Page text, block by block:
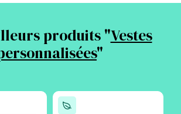
produits "Vestes
"